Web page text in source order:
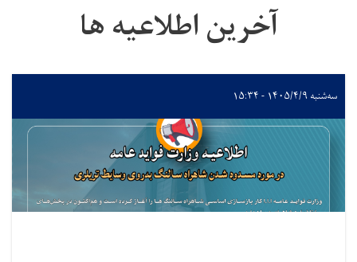
آخرین اطلاعیه ها
سه‌شنبه ۱۴۰۵/۴/۹ - ۱۵:۳۴